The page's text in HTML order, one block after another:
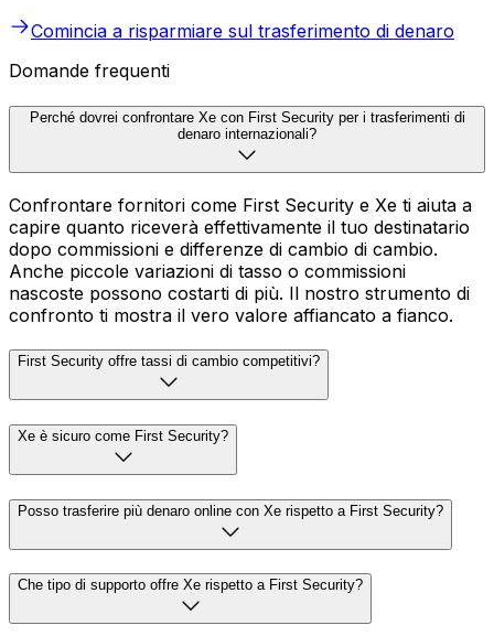
Comincia a risparmiare sul trasferimento di denaro
Domande frequenti
Perché dovrei confrontare Xe con First Security per i trasferimenti di
denaro internazionali?
Confrontare fornitori come First Security e Xe ti aiuta a
capire quanto riceverà effettivamente il tuo destinatario
dopo commissioni e differenze di cambio di cambio.
Anche piccole variazioni di tasso o commissioni
nascoste possono costarti di più. Il nostro strumento di
confronto ti mostra il vero valore affiancato a fianco.
First Security offre tassi di cambio competitivi?
Xe è sicuro come First Security?
Posso trasferire più denaro online con Xe rispetto a First Security?
Che tipo di supporto offre Xe rispetto a First Security?